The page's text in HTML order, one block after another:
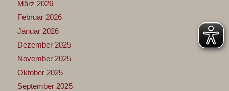
März 2026
Februar 2026
Januar 2026
Dezember 2025
November 2025
Oktober 2025
September 2025